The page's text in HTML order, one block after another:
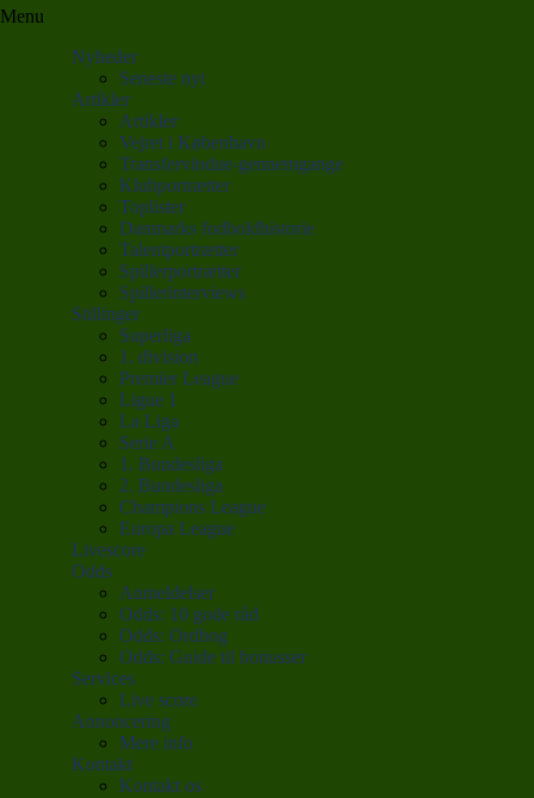
Menu
Nyheder
Seneste nyt
Artikler
Artikler
Vejret i København
Transfervindue-gennemgange
Klubportrætter
Toplister
Danmarks fodboldhistorie
Talentportrætter
Spillerportrætter
Spillerinterviews
Stillinger
Superliga
1. division
Premier League
Ligue 1
La Liga
Serie A
1. Bundesliga
2. Bundesliga
Champions League
Europa League
Livescore
Odds
Anmeldelser
Odds: 10 gode råd
Odds: Ordbog
Odds: Guide til bonusser
Services
Live score
Annoncering
Mere info
Kontakt
Kontakt os